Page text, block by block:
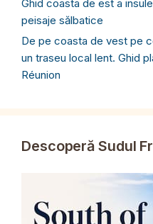
Ghid coasta de est a
peisaje sălbatice
De pe coasta de vest pe
un traseu local lent. Ghid
Réunion
Descoperă Sudul